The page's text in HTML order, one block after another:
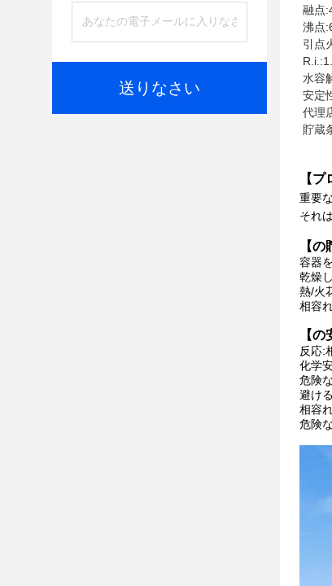
送りなさい
融点
沸点
引点
水容
安定
代理
貯蔵
【
重要
それ
【の
容器
乾燥
熱/火
相容
【
反応:
化学
危険
避け
相容
危険